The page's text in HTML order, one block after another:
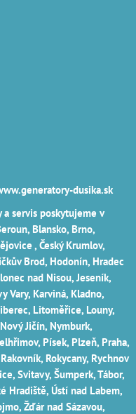
dusika.sk
servis poskytujeme v
Blansko, Brno,
, Český Krumlov‎,
Brod‎, Hodonín, Hradec
nad Nisou‎, Jeseník‎,
Vary‎, Karviná‎, Kladno‎,
Litoměřice‎, Louny‎,
Jičín‎, Nymburk‎,
Písek‎‎, Plzeň‎‎‎, Praha‎,
Rokycany, Rychnov
Svitavy, Šumperk, Tábor,
Hradiště, Ústí nad Labem‎,
Žďár nad Sázavou,